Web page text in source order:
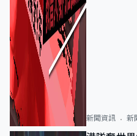
新聞資訊 新